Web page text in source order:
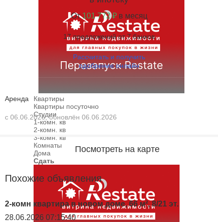
Аренда
Квартиры
Квартиры посуточно
Студии
1-комн. кв
2-комн. кв
3-комн. кв
Комнаты
Дома
Сдать
От101 772 ₽в месяц
17 предложений от 7 банков
Рассчитать и получить
одобрение онлайн
с 06.06.2026, обновлён 06.06.2026
Посмотреть на карте
Похожие объявления
2-комн квартира в новом доме, 66 м², 8/21 эт.
28.06.2026 07:15:40